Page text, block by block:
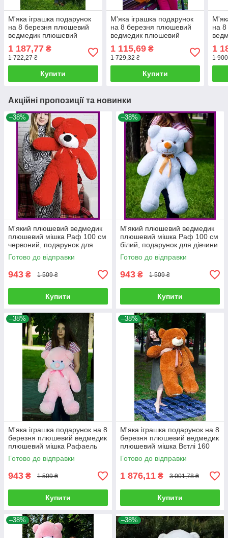
М'яка іграшка подарунок
на 8 березня плюшевий
ведмедик плюшевий
мішка Рафаель 120 см
Сірий
1 187,77 ₴
1 722,27 ₴
Купити
М'яка іграшка подарунок
на 8 березня плюшевий
ведмедик плюшевий
мішка Потап 90 см
Коричневий
1 115,69₴
1 729,32 ₴
Купити
на
1
1
Акційні пропозиції та новинки
–38%
М'який плюшевий ведмедик
плюшевий мішка Раф 100 см
червоний, подарунок для
дівчини на день народження
Готово до відправки
943 ₴ 1 509 ₴
Купити
–38%
М'який плюшевий ведмедик
плюшевий мішка Раф 100 см
білий, подарунок для дівчини
на день народження
Готово до відправки
943 ₴ 1 509 ₴
Купити
–38%
М'яка іграшка подарунок на 8
березня плюшевий ведмедик
плюшевий мішка Рафаель
100 см Рожевий
Готово до відправки
943 ₴ 1 509 ₴
Купити
–38%
М'яка іграшка подарунок на 8
березня плюшевий ведмедик
плюшевий мішка Вєтлі 160
см Карамельний
Готово до відправки
1 876,11 ₴ 3 001,78 ₴
Купити
–38% –38%